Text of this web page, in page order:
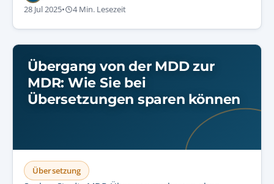
28 Jul 2025• 4 Min. Lesezeit
Übergang von der MDD zur
MDR: Wie Sie bei
Übersetzungen sparen können
Übersetzung